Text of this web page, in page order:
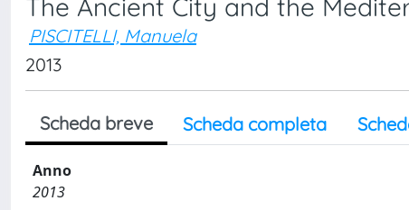
The Ancient City and the
PISCITELLI, Manuela
2013
Scheda breve Scheda completa
Anno
2013